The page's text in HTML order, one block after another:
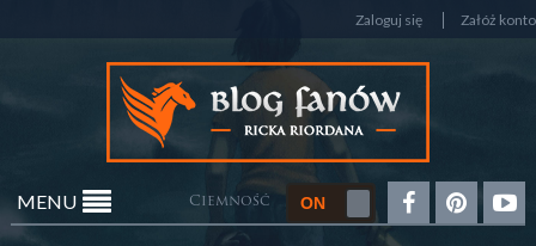
Zaloguj się Załóż konto
Ciemność
MENU